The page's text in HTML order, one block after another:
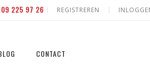
09 225 97 26 REGISTREREN
CONTACT